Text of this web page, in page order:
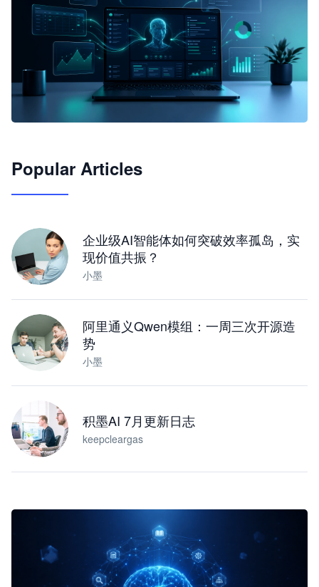
JimoClaw 桌面 AI Agent 工作台
Popular Articles
企业级AI智能体如何突破效率孤岛，实
现价值共振？
小墨
阿里通义Qwen模组：一周三次开源造
势
小墨
积墨AI 7月更新日志
keepcleargas